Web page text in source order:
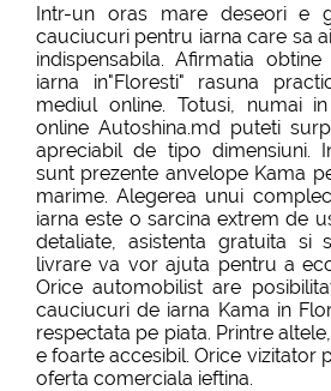
Intr-un oras mare deseori e
cauciucuri pentru iarna care sa
indispensabila. Afirmatia
iarna in"Floresti" rasuna
mediul online. Totusi, numai
online Autoshina.md puteti
apreciabil de tipo dimensiuni.
sunt prezente anvelope Kama
marime. Alegerea unui
iarna este o sarcina extrem de
detaliate, asistenta gratuita si
livrare va vor ajuta pentru a
Orice automobilist are
cauciucuri de iarna Kama in
respectata pe piata. Printre
e foarte accesibil. Orice vizitator
oferta comerciala ieftina.